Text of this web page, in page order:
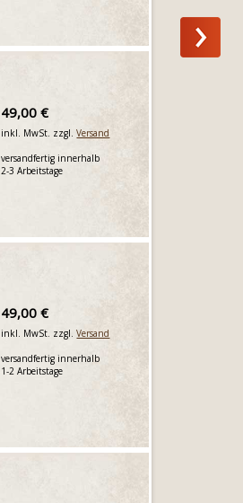
49,00 €
inkl. MwSt. zzgl.Versand
versandfertig innerhalb
2-3 Arbeitstage
49,00 €
inkl. MwSt. zzgl.Versand
versandfertig innerhalb
1-2 Arbeitstage